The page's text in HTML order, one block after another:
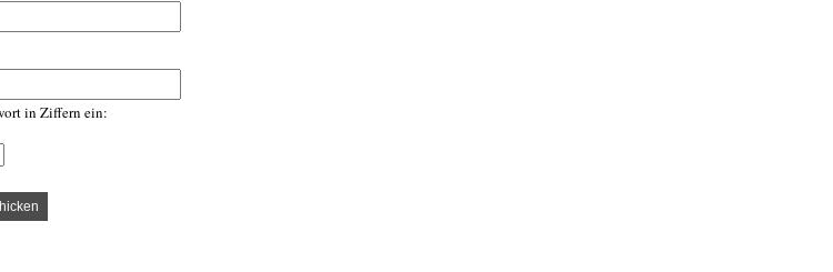
in Ziffern ein: